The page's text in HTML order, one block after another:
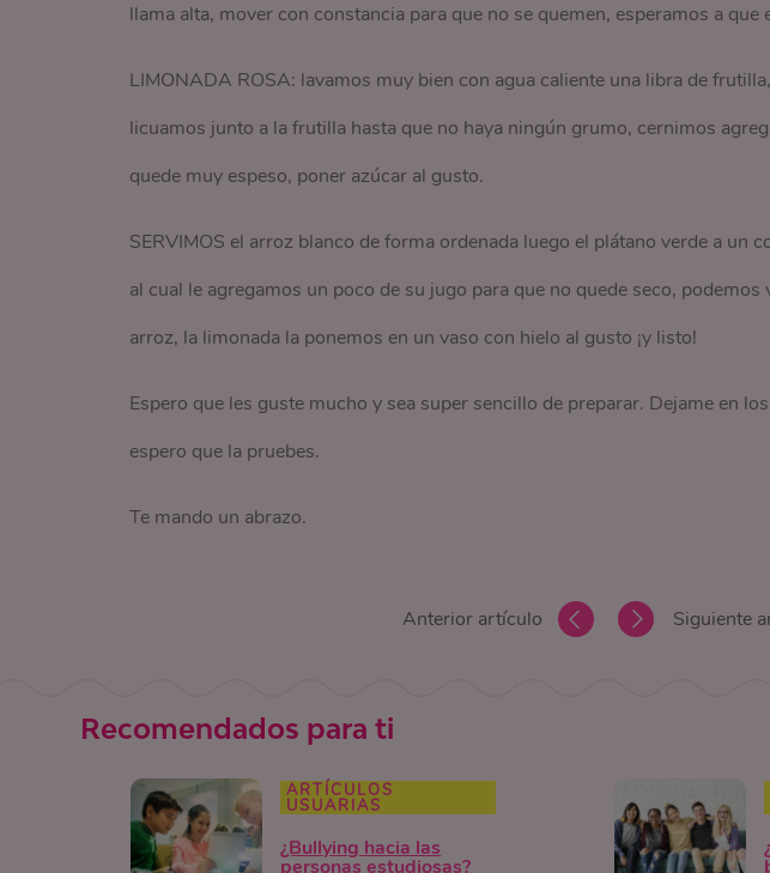
llama alta, mover con constancia para que no se quemen, esperamos a
LIMONADA ROSA: lavamos muy bien con agua caliente una libra de
licuamos junto a la frutilla hasta que no haya ningún grumo, cernimos
quede muy espeso, poner azúcar al gusto.
SERVIMOS el arroz blanco de forma ordenada luego el plátano verde a un
al cual le agregamos un poco de su jugo para que no quede seco,
arroz, la limonada la ponemos en un vaso con hielo al gusto ¡y listo!
Espero que les guste mucho y sea super sencillo de preparar. Dejame en
espero que la pruebes.
Te mando un abrazo.
Anterior artículo Siguiente
Recomendados para ti
ARTÍCULOS
USUARIAS
¿Bullying hacia las
personas estudiosas?